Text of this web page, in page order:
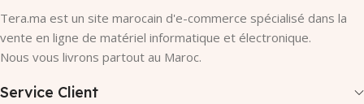
Tera.ma est un site marocain d'e-commerce spécialisé dans la
vente en ligne de matériel informatique et électronique.
Nous vous livrons partout au Maroc.
Service Client